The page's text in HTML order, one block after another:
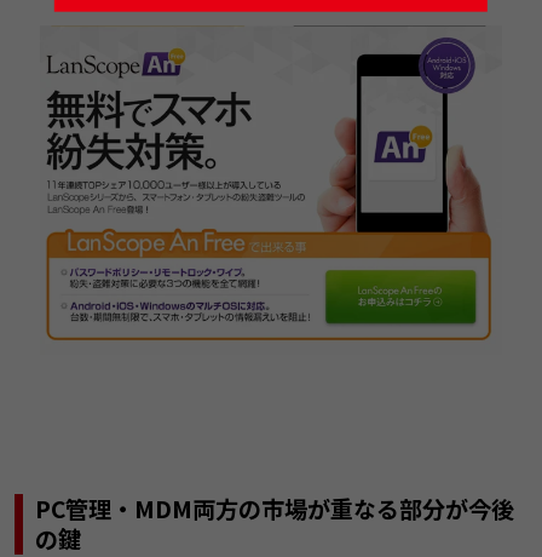
PC管理・MDM両方の市場が重なる部分が今後
の鍵